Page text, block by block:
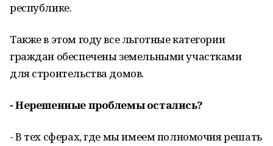
республике.
Также в этом году все льготные категории
граждан обеспечены земельными участками
для строительства домов.
- Нерешенные проблемы остались?
- В тех сферах, где мы имеем полномочия решать